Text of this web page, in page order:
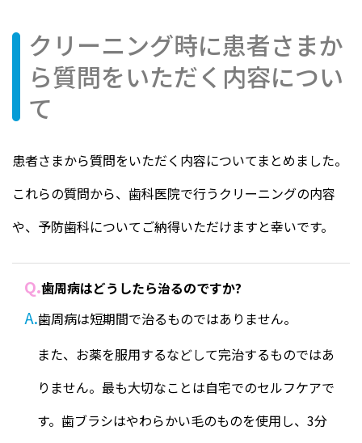
クリーニング時に患者さまか
ら質問をいただく内容につい
て
患者さまから質問をいただく内容についてまとめました。
これらの質問から、歯科医院で行うクリーニングの内容
や、予防歯科についてご納得いただけますと幸いです。
Q.歯周病はどうしたら治るのですか?
A.歯周病は短期間で治るものではありません。
また、お薬を服用するなどして完治するものではあ
りません。最も大切なことは自宅でのセルフケアで
す。歯ブラシはやわらかい毛のものを使用し、3分